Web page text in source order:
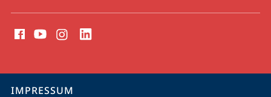
Media
Service-
IMPRESSUM